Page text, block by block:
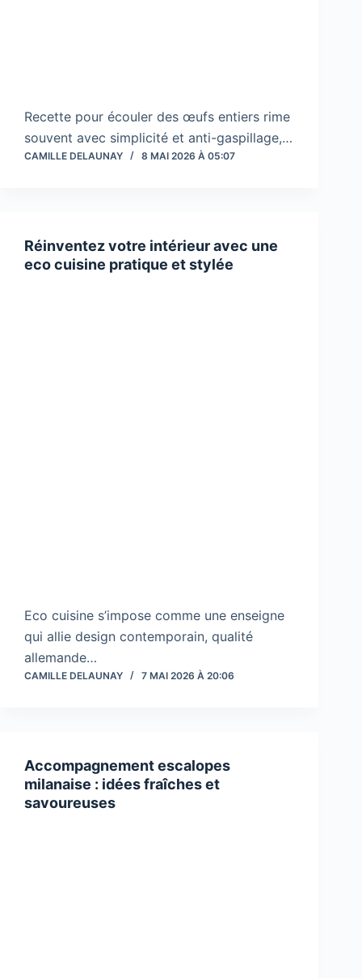
Recette pour écouler des œufs entiers rime
souvent avec simplicité et anti-gaspillage,…
CAMILLE DELAUNAY 8 MAI 2026 À 05:07
Réinventez votre intérieur avec une
eco cuisine pratique et stylée
Eco cuisine s’impose comme une enseigne
qui allie design contemporain, qualité
allemande…
CAMILLE DELAUNAY 7 MAI 2026 À 20:06
Accompagnement escalopes
milanaise : idées fraîches et
savoureuses